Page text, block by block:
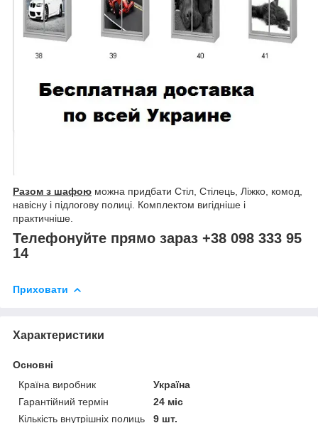
Разом з шафою можна придбати Стіл, Стілець, Ліжко, комод,
навісну і підлогову полиці. Комплектом вигідніше і
практичніше.
Телефонуйте прямо зараз +38 098 333 95
14
Приховати
Характеристики
Основні
Країна виробник
Україна
Гарантійний термін
24 міс
Кількість внутрішніх полиць
9 шт.